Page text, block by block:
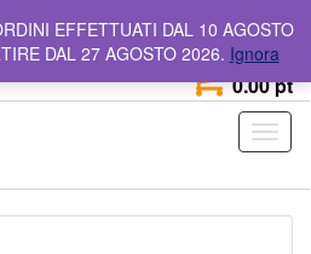
Numero Verde 800 642 044
0
0.00 pt
EFFETTUATI DAL 10 AGOSTO
DAL 27 AGOSTO 2026. Ignora